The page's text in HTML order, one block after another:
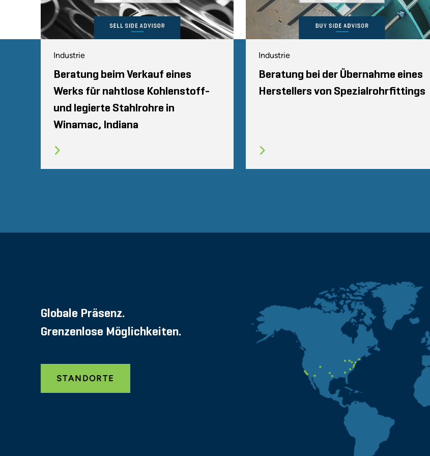
Industrie
Beratung beim Verkauf eines
Werks für nahtlose Kohlenstoff-
und legierte Stahlrohre in
Winamac, Indiana
Industrie
Beratung bei der Übernahme eines
Herstellers von Spezialrohrfittings
Globale Präsenz.
Grenzenlose Möglichkeiten.
STANDORTE